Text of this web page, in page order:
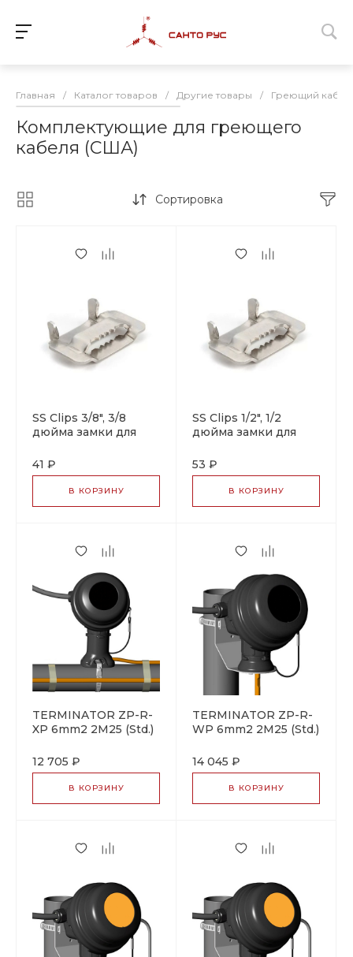
Главная / Каталог товаров / Другие товары / Греющий
Комплектующие для греющего
кабеля (США)
Сортировка
SS Clips 3/8", 3/8
дюйма замки для
41 ₽
В КОРЗИНУ
SS Clips 1/2", 1/2
дюйма замки для
53 ₽
В КОРЗИНУ
TERMINATOR ZP-R-
XP 6mm2 2M25 (Std.)
соединительная
12 705 ₽
В КОРЗИНУ
TERMINATOR ZP-R-
WP 6mm2 2M25 (Std.)
соединительная
14 045 ₽
В КОРЗИНУ